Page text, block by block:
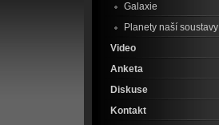
Galaxie
Planety naší soustavy
Video
Anketa
Diskuse
Kontakt